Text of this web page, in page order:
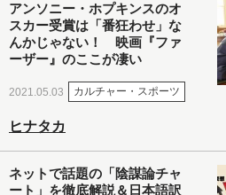
アンソニー・ホプキンスのオ
スカー受賞は「番狂わせ」な
んかじゃない！ 映画『ファ
ーザー』のここが凄い
2021.05.03 カルチャー・スポーツ
ヒナタカ
ネットで話題の「陰謀論チャ
ート」を徹底解説＆日本語訳